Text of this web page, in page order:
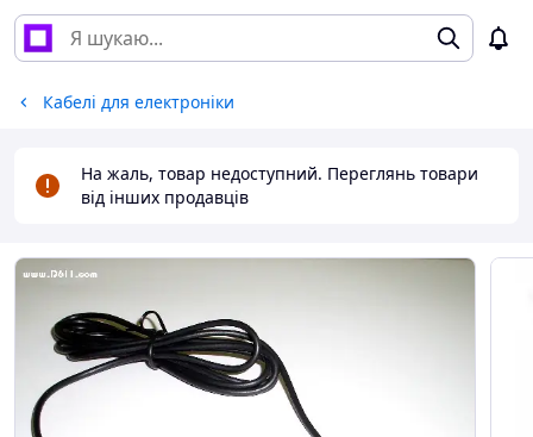
Кабелі для електроніки
На жаль, товар недоступний. Переглянь товари
від інших продавців